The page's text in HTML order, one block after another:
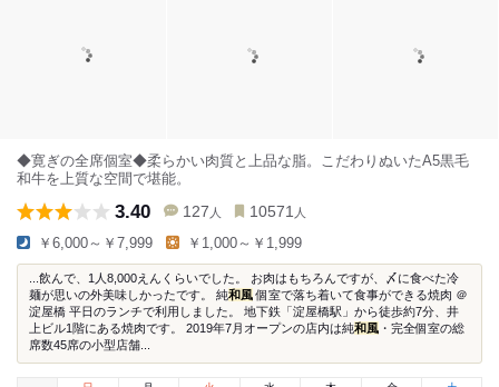
◆寛ぎの全席個室◆柔らかい肉質と上品な脂。こだわりぬいたA5黒毛
和牛を上質な空間で堪能。
3.40 127 人 10571 人
￥6,000～￥7,999 ￥1,000～￥1,999
...飲んで、1人8,000えんくらいでした。 お肉はもちろんですが、〆に食べた冷
麺が思いの外美味しかったです。 純和風個室で落ち着いて食事ができる焼肉 ＠
淀屋橋 平日のランチで利用しました。 地下鉄「淀屋橋駅」から徒歩約7分、井
上ビル1階にある焼肉です。 2019年7月オープンの店内は純和風 ・完全個室の総
席数45席の小型店舗...